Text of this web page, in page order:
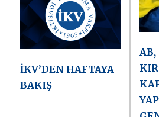
İKV’DEN HAFTAYA
BAKIŞ
AB,